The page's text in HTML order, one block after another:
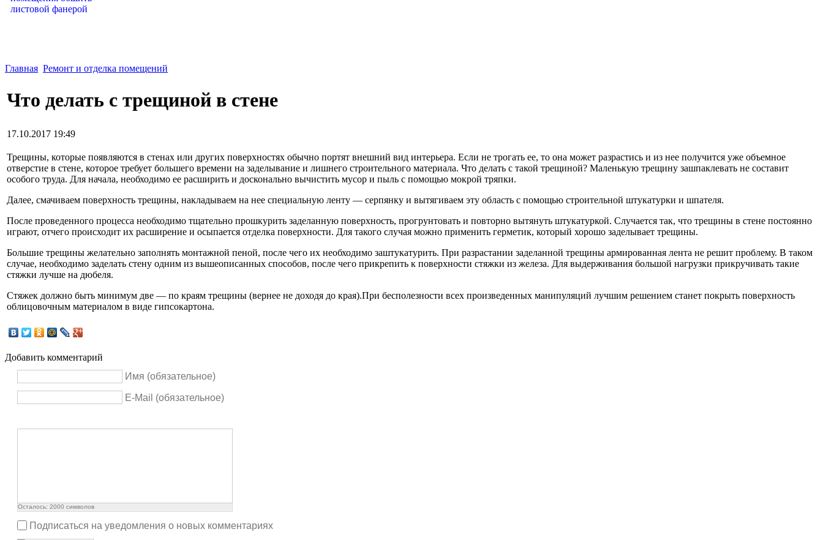
Главная Ремонт и отделка помещений
Что делать с трещиной в стене
17.10.2017 19:49
Трещины, которые появляются в стенах или других поверхностях обычно портят внешний вид интерьера. Если не трогать ее, то она может разрастись и из нее получится уже объемное
отверстие в стене, которое требует большего времени на заделывание и лишнего строительного материала. Что делать с такой трещиной? Маленькую трещину зашпаклевать не составит
особого труда. Для начала, необходимо ее расширить и досконально вычистить мусор и пыль с помощью мокрой тряпки.
Далее, смачиваем поверхность трещины, накладываем на нее специальную ленту — серпянку и вытягиваем эту область с помощью строительной штукатурки и шпателя.
После проведенного процесса необходимо тщательно прошкурить заделанную поверхность, прогрунтовать и повторно вытянуть штукатуркой. Случается так, что трещины в стене постоянно
играют, отчего происходит их расширение и осыпается отделка поверхности. Для такого случая можно применить герметик, который хорошо заделывает трещины.
Большие трещины желательно заполнять монтажной пеной, после чего их необходимо заштукатурить. При разрастании заделанной трещины армированная лента не решит проблему. В таком
случае, необходимо заделать стену одним из вышеописанных способов, после чего прикрепить к поверхности стяжки из железа. Для выдерживания большой нагрузки прикручивать такие
стяжки лучше на дюбеля.
Стяжек должно быть минимум две — по краям трещины (вернее не доходя до края).При бесполезности всех произведенных манипуляций лучшим решением станет покрыть поверхность
облицовочным материалом в виде гипсокартона.
Добавить комментарий
Имя (обязательное)
E-Mail (обязательное)
Осталось: 2000 символов
Подписаться на уведомления о новых комментариях